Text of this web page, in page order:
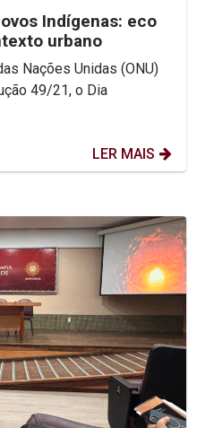
Indígenas: eco
urbano
Nações Unidas (ONU)
49/21, o Dia
LER MAIS